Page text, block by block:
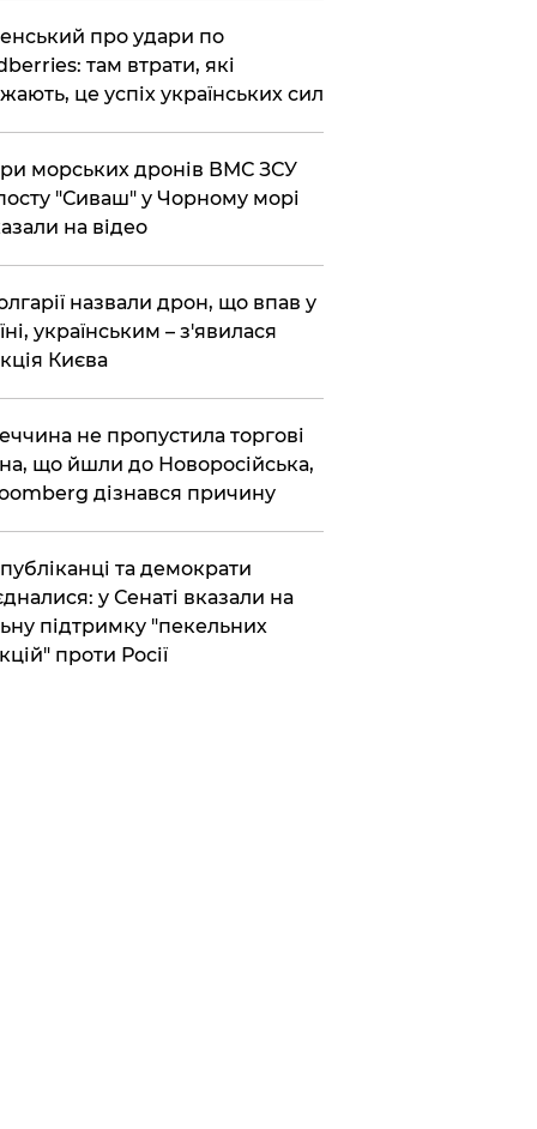
про удари по
там втрати, які
це успіх українських сил
морських дронів ВМС ЗСУ
"Сиваш" у Чорному морі
на відео
назвали дрон, що впав у
українським – з'явилася
Києва
не пропустила торгові
що йшли до Новоросійська,
дізнався причину
та демократи
у Сенаті вказали на
підтримку "пекельних
проти Росії